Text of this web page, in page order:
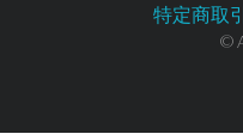
特定商取
©